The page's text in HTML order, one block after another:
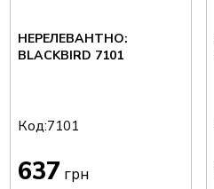
НЕРЕЛЕВАНТНО:
BLACKBIRD 7101
Код:7101
637 грн